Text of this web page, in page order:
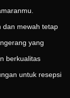
dan mewah tetap
yang
berkualitas
untuk resepsi